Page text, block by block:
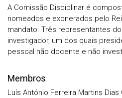
A Comissão Disciplinar é
nomeados e exonerados pelo
mandato. Três representantes
investigador, um dos quais
pessoal não docente e não
Membros
Luís António Ferreira Martins